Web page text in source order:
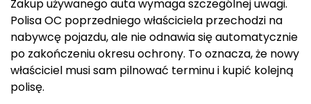
Zakup używanego auta wymaga szczególnej uwagi.
Polisa OC poprzedniego właściciela przechodzi na
nabywcę pojazdu, ale nie odnawia się automatycznie
po zakończeniu okresu ochrony. To oznacza, że nowy
właściciel musi sam pilnować terminu i kupić kolejną
polisę.